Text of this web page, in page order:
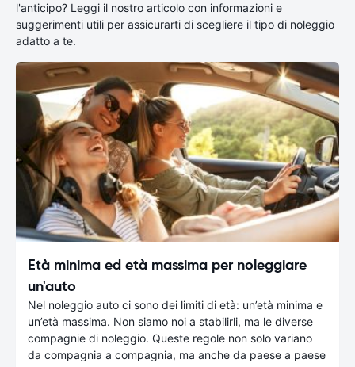
l'anticipo? Leggi il nostro articolo con informazioni e
suggerimenti utili per assicurarti di scegliere il tipo di noleggio
adatto a te.
Età minima ed età massima per noleggiare
un'auto
Nel noleggio auto ci sono dei limiti di età: un’età minima e
un’età massima. Non siamo noi a stabilirli, ma le diverse
compagnie di noleggio. Queste regole non solo variano
da compagnia a compagnia, ma anche da paese a paese